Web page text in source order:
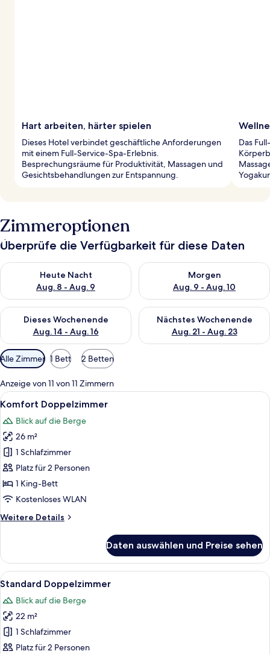
Hart arbeiten, härter spielen
Dieses Hotel verbindet geschäftliche Anforderungen
mit einem Full-Service-Spa-Erlebnis.
Besprechungsräume für Produktivität, Massagen und
Gesichtsbehandlungen zur Entspannung.
Das
Zimmeroptionen
Überprüfe die Verfügbarkeit für diese Daten
Heute Nacht
Aug. 8 - Aug. 9
Überprüfe die Verfügbarkeit für heute Nacht, Aug. 8 - Aug. 9.
Morgen
Aug. 9 - Aug. 10
Überprüfe die Verfügbarkeit
Dieses Wochenende
Aug. 14 - Aug. 16
Überprüfe die Verfügbarkeit für dieses Wochenende, Aug. 14
Nächstes Wochenende
Aug. 21 - Aug. 23
Überprüfe die Verfügbarkeit
Verfügbare
Filter
für
Zimmer
Alle Zimmer 1 Bett 2 Betten
Anzeige von 11 von 11 Zimmern
Alle
Fotos
für
Komfort
Doppelzimmer
anzeigen
Ein modernes Hotelzimmer mit
7
Komfort Doppelzimmer
Blick auf die Berge
26 m²
1 Schlafzimmer
Platz für 2 Personen
1 King-Bett
Kostenloses WLAN
Weitere Details
Weitere
Doppelzimmer
Daten auswählen und Preise sehen
Alle
Fotos
für
Standard
Doppelzimmer
anzeigen
Ein Hotelzimmer mit einem großen
6
Standard Doppelzimmer
Blick auf die Berge
22 m²
1 Schlafzimmer
Platz für 2 Personen